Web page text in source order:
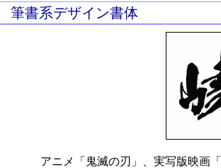
筆書系デザイン書体
アニメ「鬼滅の刃」、実写版映画